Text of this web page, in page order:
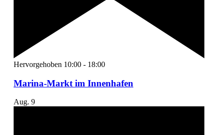
Hervorgehoben 10:00 - 18:00
Marina-Markt im Innenhafen
Aug. 9